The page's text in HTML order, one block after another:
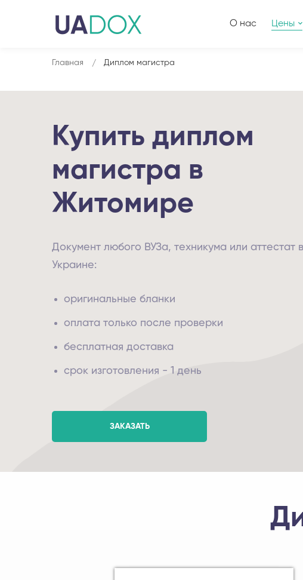
О нас Цены
Главная Диплом магистра
Купить диплом
магистра в
Житомире
Документ любого ВУЗа, техникума или аттестат в
Украине:
оригинальные бланки
оплата только после проверки
бесплатная доставка
срок изготовления - 1 день
ЗАКАЗАТЬ